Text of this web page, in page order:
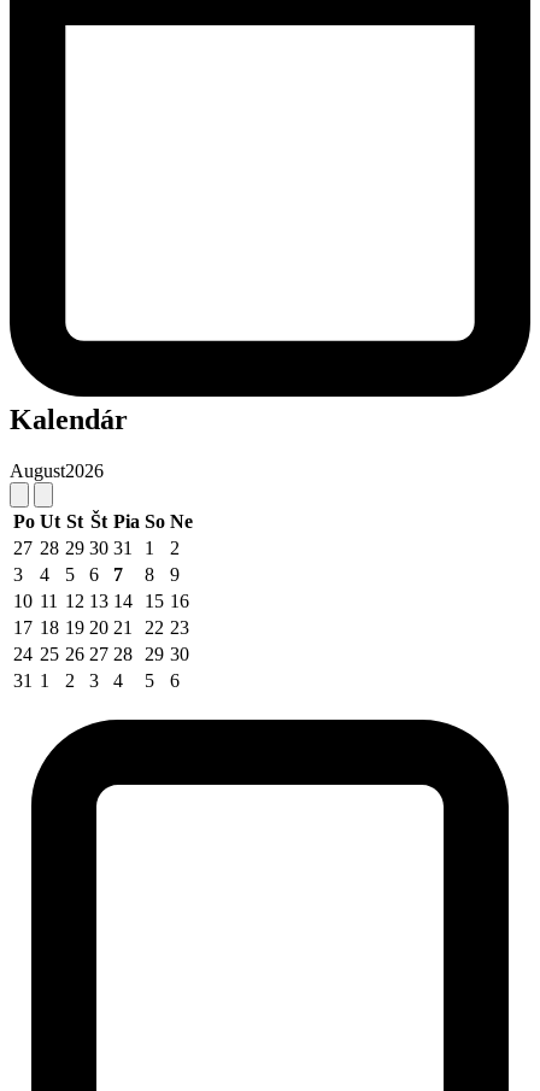
Kalendár
August2026
Po Ut St Št Pia So Ne
27 28 29 30 31 1
2
3
4 5 6 7 8
9
10 11 12 13 14 15 16
17 18 19 20 21 22 23
24 25 26 27 28 29 30
31 1 2 3 4 5 6